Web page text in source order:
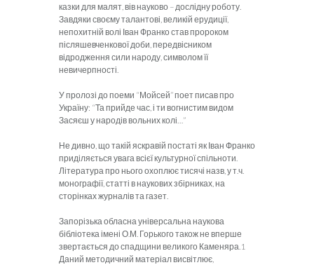
казки для малят, вів науково – дослідну роботу.
Завдяки своєму талантові, великій ерудиції,
непохитній волі Іван Франко став пророком
післяшевченкової доби, передвісником
відродження сили народу, символом її
невичерпності.
У пролозі до поеми “Мойсей” поет писав про
Україну: “Та прийде час, і ти вогнистим видом
Засяєш у народів вольних колі…”
Не дивно, що такій яскравій постаті як Іван Франко
приділяється увага всієї культурної спільноти.
Література про нього охоплює тисячі назв, у т.ч.
монографії, статті в наукових збірниках, на
сторінках журналів та газет.
Запорізька обласна універсальна наукова
бібліотека імені О.М. Горького також не вперше
звертається до спадщини великого Каменяра.1
Даний методичний матеріал висвітлює,